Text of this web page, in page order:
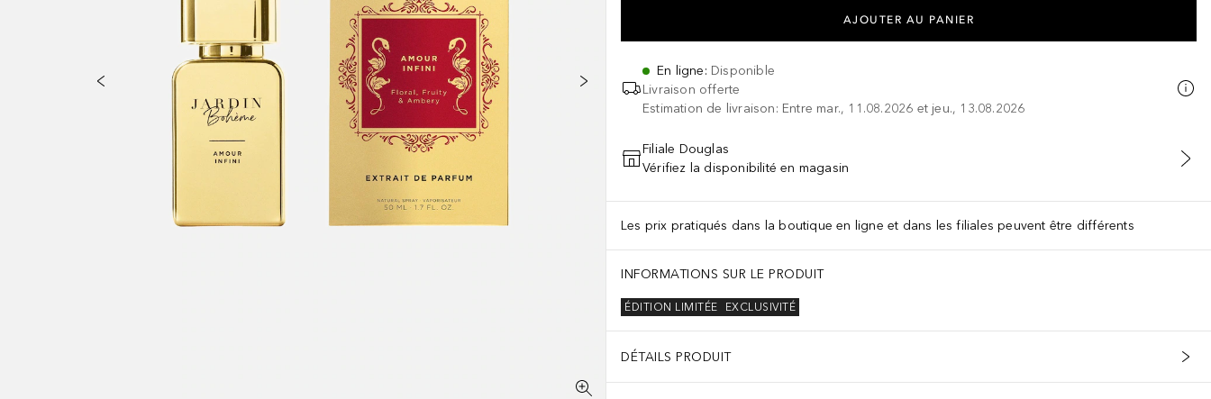
AJOUTER AU PANIER
En ligne: Disponible
Livraison offerte
Estimation de livraison: Entre mar., 11.08.2026 et jeu., 13.08.2026
Filiale Douglas
Vérifiez la disponibilité en magasin
Les prix pratiqués dans la boutique en ligne et dans les filiales peuvent être différents
INFORMATIONS SUR LE PRODUIT
EXCLUSIVITÉ
ÉDITION LIMITÉE
DÉTAILS PRODUIT